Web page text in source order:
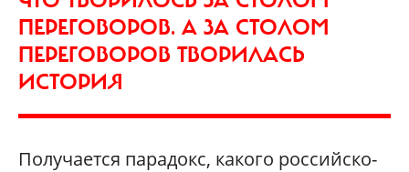
ПЕРЕГОВОРОВ. А ЗА СТОЛОМ
ПЕРЕГОВОРОВ ТВОРИЛАСЬ
ИСТОРИЯ
Получается парадокс, какого российско-